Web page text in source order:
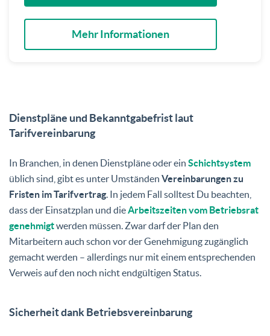
Mehr Informationen
Dienstpläne und Bekanntgabefrist laut
Tarifvereinbarung
In Branchen, in denen Dienstpläne oder ein Schichtsystem
üblich sind, gibt es unter Umständen Vereinbarungen zu
Fristen im Tarifvertrag. In jedem Fall solltest Du beachten,
dass der Einsatzplan und dieArbeitszeiten vom Betriebsrat
genehmigtwerden müssen. Zwar darf der Plan den
Mitarbeitern auch schon vor der Genehmigung zugänglich
gemacht werden – allerdings nur mit einem entsprechenden
Verweis auf den noch nicht endgültigen Status.
Sicherheit dank Betriebsvereinbarung